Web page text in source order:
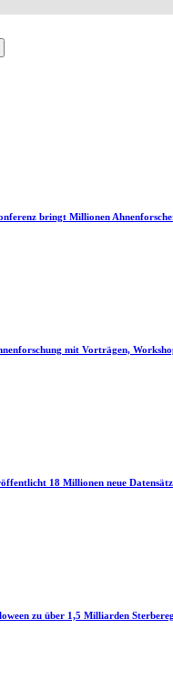
bringt Millionen
mit Vorträgen,
18 Millionen neue
zu über 1,5 Milliarden